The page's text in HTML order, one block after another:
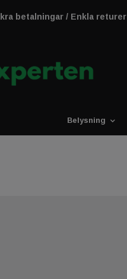
betalningar / Enkla returer
Belysning